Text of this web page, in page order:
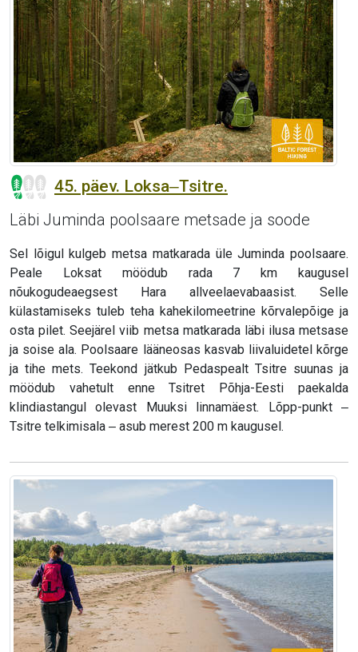
45. päev. Loksa‒Tsitre.
Läbi Juminda poolsaare metsade ja soode
Sel lõigul kulgeb metsa matkarada üle Juminda poolsaare.
Peale Loksat möödub rada 7 km kaugusel
nõukogudeaegsest Hara allveelaevabaasist. Selle
külastamiseks tuleb teha kahekilomeetrine kõrvalepõige ja
osta pilet. Seejärel viib metsa matkarada läbi ilusa metsase
ja soise ala. Poolsaare lääneosas kasvab liivaluidetel kõrge
ja tihe mets. Teekond jätkub Pedaspealt Tsitre suunas ja
möödub vahetult enne Tsitret Põhja-Eesti paekalda
klindiastangul olevast Muuksi linnamäest. Lõpp-punkt ‒
Tsitre telkimisala ‒ asub merest 200 m kaugusel.